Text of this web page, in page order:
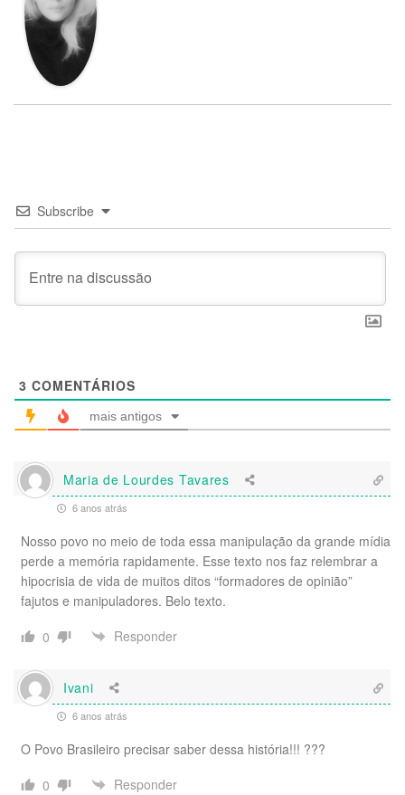
Subscribe
3 COMENTÁRIOS
mais antigos
Maria de Lourdes Tavares
6 anos atrás
Nosso povo no meio de toda essa manipulação da grande mídia
perde a memória rapidamente. Esse texto nos faz relembrar a
hipocrisia de vida de muitos ditos “formadores de opinião”
fajutos e manipuladores. Belo texto.
0
Responder
Ivani
6 anos atrás
O Povo Brasileiro precisar saber dessa história!!! ???
0
Responder